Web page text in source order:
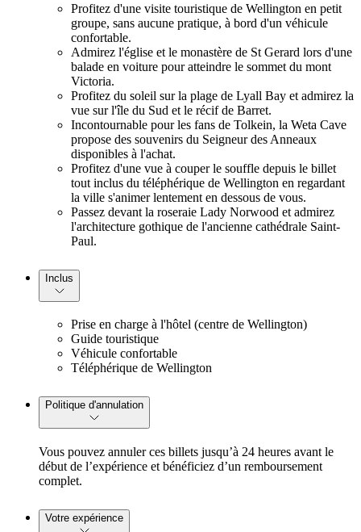
Profitez d'une visite touristique de Wellington en petit
groupe, sans aucune pratique, à bord d'un véhicule
confortable.
Admirez l'église et le monastère de St Gerard lors d'une
balade en voiture pour atteindre le sommet du mont
Victoria.
Profitez du soleil sur la plage de Lyall Bay et admirez la
vue sur l'île du Sud et le récif de Barret.
Incontournable pour les fans de Tolkein, la Weta Cave
propose des souvenirs du Seigneur des Anneaux
disponibles à l'achat.
Profitez d'une vue à couper le souffle depuis le billet
tout inclus du téléphérique de Wellington en regardant
la ville s'animer lentement en dessous de vous.
Passez devant la roseraie Lady Norwood et admirez
l'architecture gothique de l'ancienne cathédrale Saint-
Paul.
Inclus
Prise en charge à l'hôtel (centre de Wellington)
Guide touristique
Véhicule confortable
Téléphérique de Wellington
Politique d'annulation
Vous pouvez annuler ces billets jusqu’à 24 heures avant le
début de l’expérience et bénéficiez d’un remboursement
complet.
Votre expérience